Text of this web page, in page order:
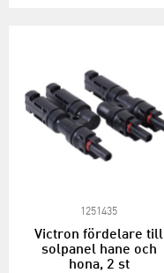
1251435
Victron fördelare till
solpanel hane och
hona, 2 st